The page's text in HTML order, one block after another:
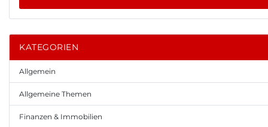
KATEGORIEN
Allgemein
Allgemeine Themen
Finanzen & Immobilien